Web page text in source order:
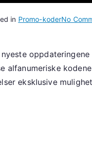
in Promo-koderNo
alfanumeriske
eksklusive